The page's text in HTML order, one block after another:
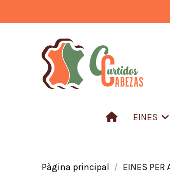
EINES
Pàgina principal EINES PER